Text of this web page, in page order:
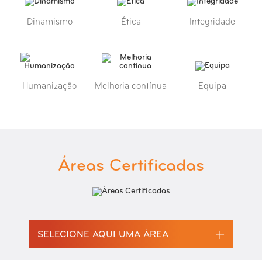
Dinamismo Ética Integridade
Humanização Melhoria contínua Equipa
Áreas Certificadas
SELECIONE AQUI UMA ÁREA